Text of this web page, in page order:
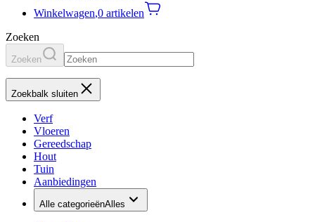
Winkelwagen,0 artikelen
Zoeken
Zoeken
Zoekbalk sluiten
Verf
Vloeren
Gereedschap
Hout
Tuin
Aanbiedingen
Alle categorieënAlles